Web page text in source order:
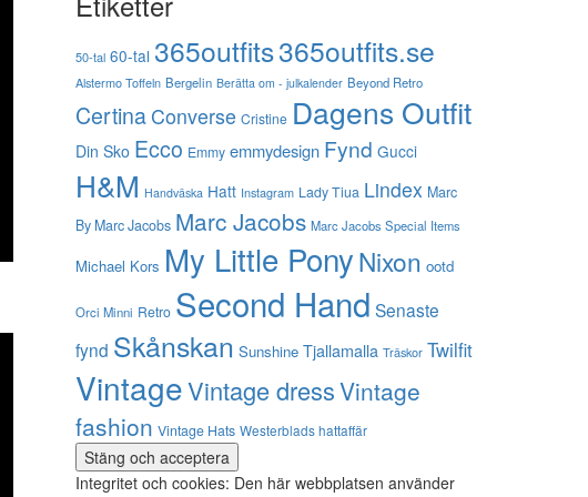
50-tal 60-tal 365outfits365outfits.se
Alstermo Toffeln Bergelin Berätta om - julkalender Beyond Retro
CertinaConverse Cristine Dagens Outfit
Din Sko Ecco Emmy emmydesign Fynd Gucci
H&M Handväska Hatt Instagram Lady Tiua Lindex Marc
By Marc Jacobs Marc Jacobs Marc Jacobs Special Items
Michael Kors My Little PonyNixon ootd
Orci Minni Retro Second Hand Senaste
fynd Skånskan Sunshine Tjallamalla Träskor Twilfit
VintageVintage dressVintage
fashion Vintage Hats Westerblads hattaffär
Integritet och cookies: Den här webbplatsen använder